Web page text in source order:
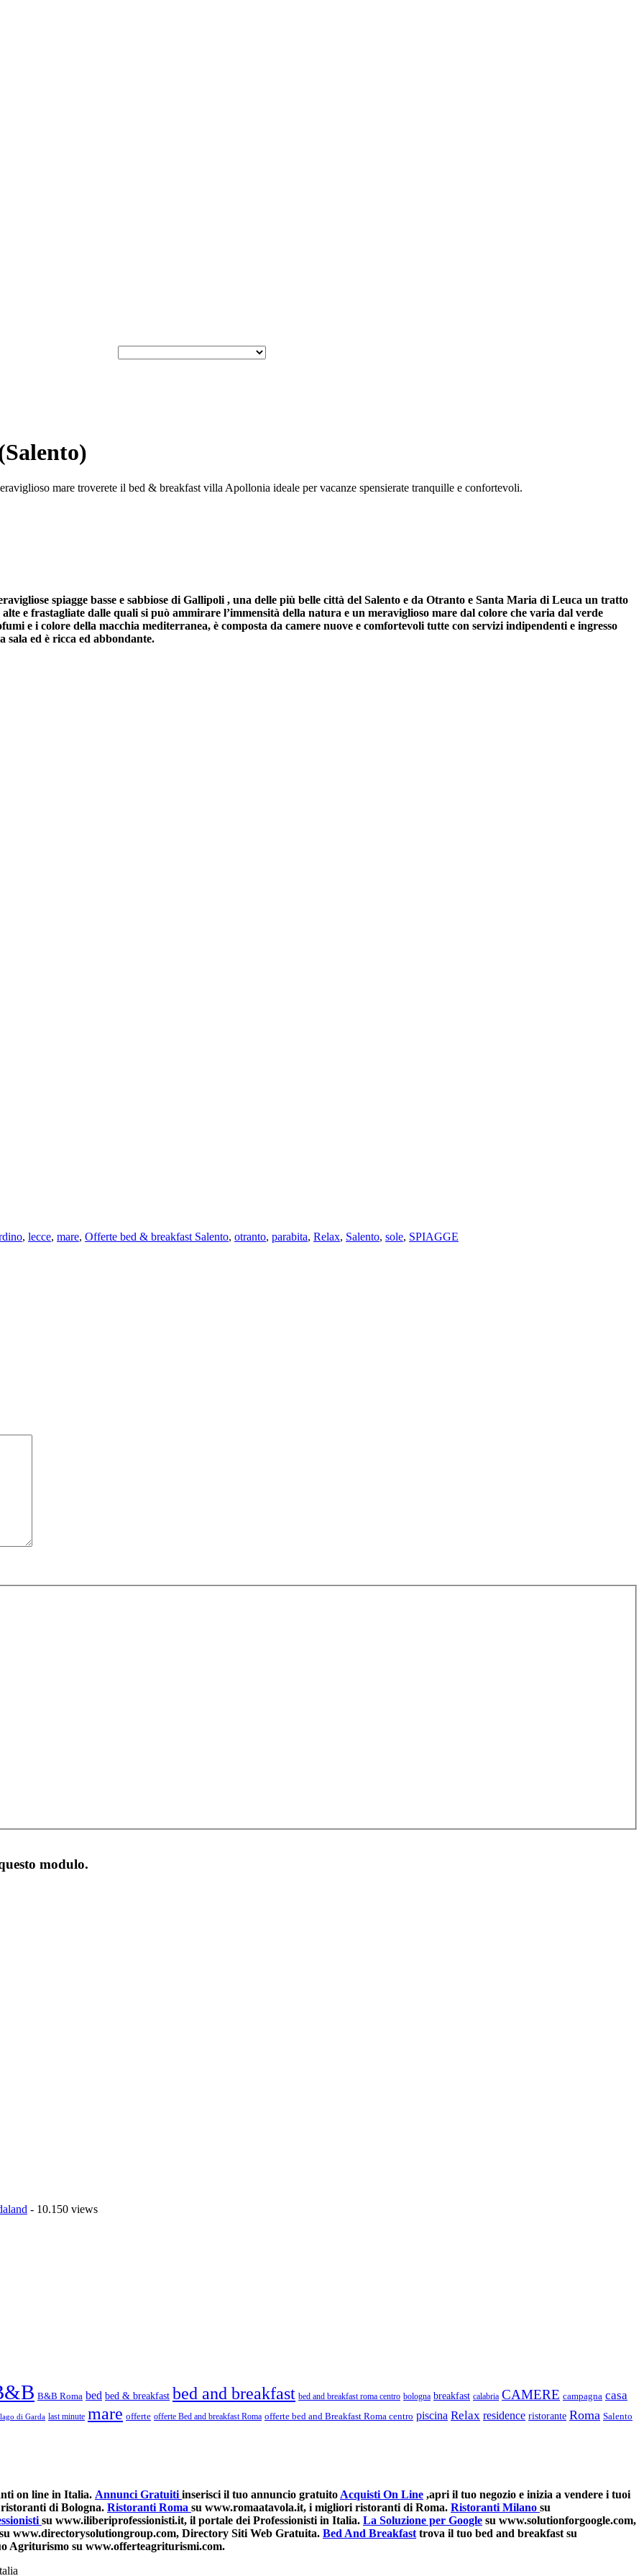
mare troverete il bed & breakfast villa Apollonia ideale per vacanze spensierate tranquille e confortevoli.
spiagge basse e sabbiose di Gallipoli , una delle più belle città del Salento e da Otranto e Santa Maria di Leuca un tratto
e frastagliate dalle quali si può ammirare l’immensità della natura e un meraviglioso mare dal colore che varia dal verde
e i colore della macchia mediterranea, è composta da camere nuove e comfortevoli tutte con servizi indipendenti e ingresso
ed è ricca ed abbondante.
, lecce, mare, Offerte bed & breakfast Salento, otranto, parabita, Relax, Salento, sole, SPIAGGE
modulo.
- 10.150 views
B&B Roma bed bed & breakfast bed and breakfast bed and breakfast roma centro bologna breakfast calabria CAMERE campagna casa
lago di Garda last minute mare offerte offerte Bed and breakfast Roma offerte bed and Breakfast Roma centro piscina Relax residence ristorante Roma Salento
on line in Italia. Annunci Gratuiti inserisci il tuo annuncio gratuito Acquisti On Line ,apri il tuo negozio e inizia a vendere i tuoi
di Bologna. Ristoranti Roma su www.romaatavola.it, i migliori ristoranti di Roma. Ristoranti Milano su
su www.iliberiprofessionisti.it, il portale dei Professionisti in Italia. La Soluzione per Google su www.solutionforgoogle.com,
www.directorysolutiongroup.com, Directory Siti Web Gratuita. Bed And Breakfast trova il tuo bed and breakfast su
Agriturismo su www.offerteagriturismi.com.